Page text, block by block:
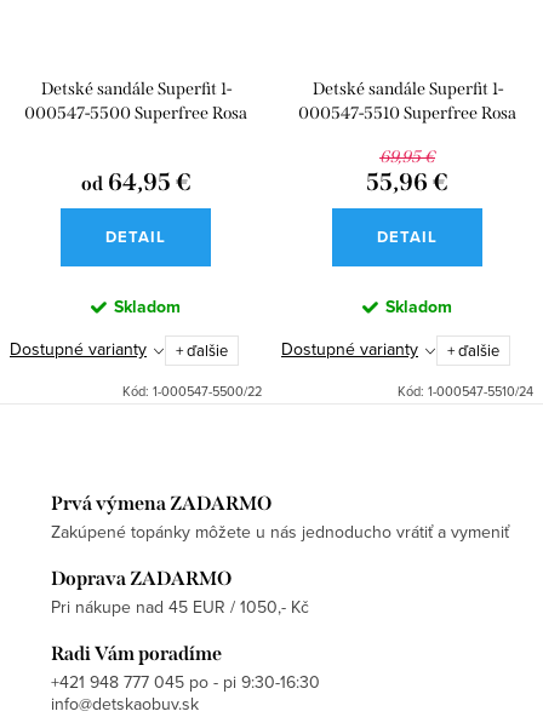
Detské sandále Superfit 1-
000547-5500 Superfree Rosa
od64,95 €
DETAIL
Skladom
Dostupné varianty
+ ďalšie
Kód: 1-000547-5500/22
Detské sandále Superfit 1-
000547-5510 Superfree Rosa
69,95 €
55,96 €
DETAIL
Skladom
Dostupné varianty
+ ďalšie
Kód: 1-000547-5510/24
Prvá výmena ZADARMO
Zakúpené topánky môžete u nás jednoducho vrátiť a vymeniť
Doprava ZADARMO
Pri nákupe nad 45 EUR / 1050,- Kč
Radi Vám poradíme
+421 948 777 045 po - pi 9:30-16:30
info@detskaobuv.sk